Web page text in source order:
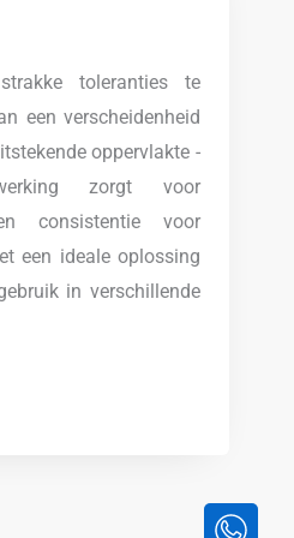
toleranties te
een verscheidenheid
oppervlakte -
zorgt voor
consistentie voor
een ideale oplossing
in verschillende